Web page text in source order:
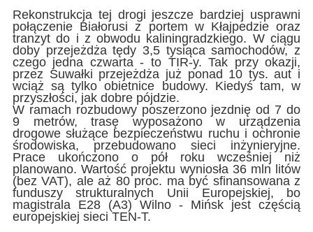
Rekonstrukcja tej drogi jeszcze bardziej usprawni
połączenie Białorusi z portem w Kłajpedzie oraz
tranzyt do i z obwodu kaliningradzkiego. W ciągu
doby przejeżdża tędy 3,5 tysiąca samochodów, z
czego jedna czwarta - to TIR-y. Tak przy okazji,
przez Suwałki przejeżdża już ponad 10 tys. aut i
wciąż są tylko obietnice budowy. Kiedyś tam, w
przyszłości, jak dobre pójdzie.
W ramach rozbudowy poszerzono jezdnię od 7 do
9 metrów, trasę wyposażono w urządzenia
drogowe służące bezpieczeństwu ruchu i ochronie
środowiska, przebudowano sieci inżynieryjne.
Prace ukończono o pół roku wcześniej niż
planowano. Wartość projektu wyniosła 36 mln litów
(bez VAT), ale aż 80 proc. ma być sfinansowana z
funduszy strukturalnych Unii Europejskiej, bo
magistrala E28 (A3) Wilno - Mińsk jest częścią
europejskiej sieci TEN-T.